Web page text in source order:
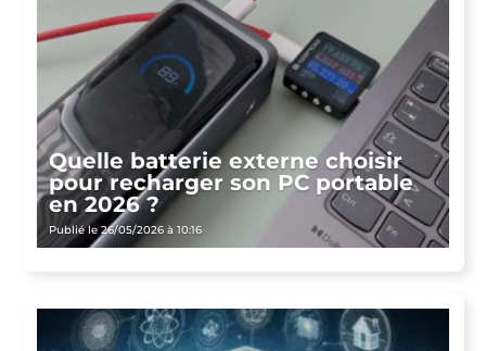
Quelle batterie externe choisir
pour recharger son PC portable
en 2026 ?
Publié le 26/05/2026 à 10:16